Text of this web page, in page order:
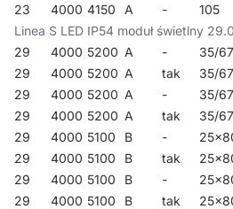
23
4000 4150 A - 105
Linea S LED IP54 moduł świetlny
29
4000 5200 A - 35/67
29
4000 5200 A tak 35/67
29
4000 5200 A - 35/67
29
4000 5200 A tak 35/67
29
4000 5100 B -
29
4000 5100 B tak
29
4000 5100 B -
29
4000 5100 B tak